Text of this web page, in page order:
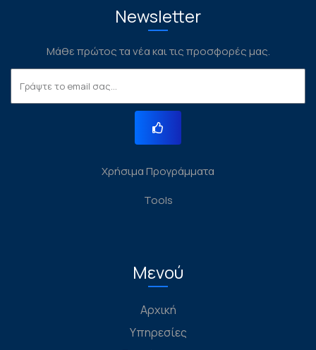
Newsletter
Μάθε πρώτος τα νέα και τις προσφορές μας.
Χρήσιμα Προγράμματα
Tools
Μενού
Αρχική
Υπηρεσίες